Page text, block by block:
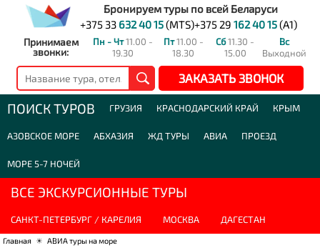
Бронируем туры по всей Беларуси
+375 33 632 40 15(MTS)+375 29 162 40 15(A1)
Принимаем
звонки:
Пн - Чт11.00 -
19.30
Пт11.00 -
18.30
Сб11.30 -
15.00
Вс
Выходной
ЗАКАЗАТЬ ЗВОНОК
ПОИСК ТУРОВ ГРУЗИЯ КРАСНОДАРСКИЙ КРАЙ КРЫМ
АЗОВСКОЕ МОРЕ АБХАЗИЯ ЖД ТУРЫ АВИА ПРОЕЗД
МОРЕ 5-7 НОЧЕЙ
ВСЕ ЭКСКУРСИОННЫЕ ТУРЫ
САНКТ-ПЕТЕРБУРГ / КАРЕЛИЯ МОСКВА ДАГЕСТАН
Главная ☀ АВИА туры на море